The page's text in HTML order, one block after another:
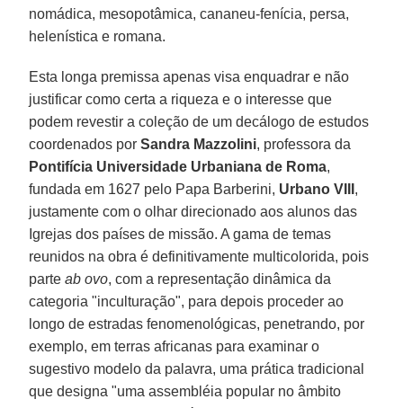
nomádica, mesopotâmica, cananeu-fenícia, persa,
helenística e romana.
Esta longa premissa apenas visa enquadrar e não
justificar como certa a riqueza e o interesse que
podem revestir a coleção de um decálogo de estudos
coordenados porSandra Mazzolini, professora da
Pontifícia Universidade Urbaniana de Roma,
fundada em 1627 pelo Papa Barberini, Urbano VIII ,
justamente com o olhar direcionado aos alunos das
Igrejas dos países de missão. A gama de temas
reunidos na obra é definitivamente multicolorida, pois
parteab ovo, com a representação dinâmica da
categoria "inculturação", para depois proceder ao
longo de estradas fenomenológicas, penetrando, por
exemplo, em terras africanas para examinar o
sugestivo modelo da palavra, uma prática tradicional
que designa "uma assembléia popular no âmbito